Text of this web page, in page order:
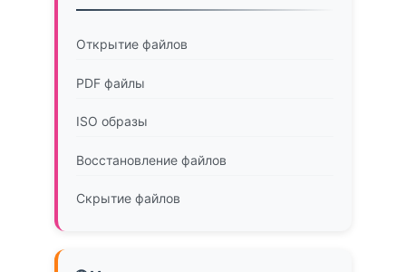
Открытие файлов
PDF файлы
ISO образы
Восстановление файлов
Скрытие файлов